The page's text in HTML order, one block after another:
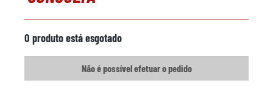
O produto está esgotado
Não é possível efetuar o pedido